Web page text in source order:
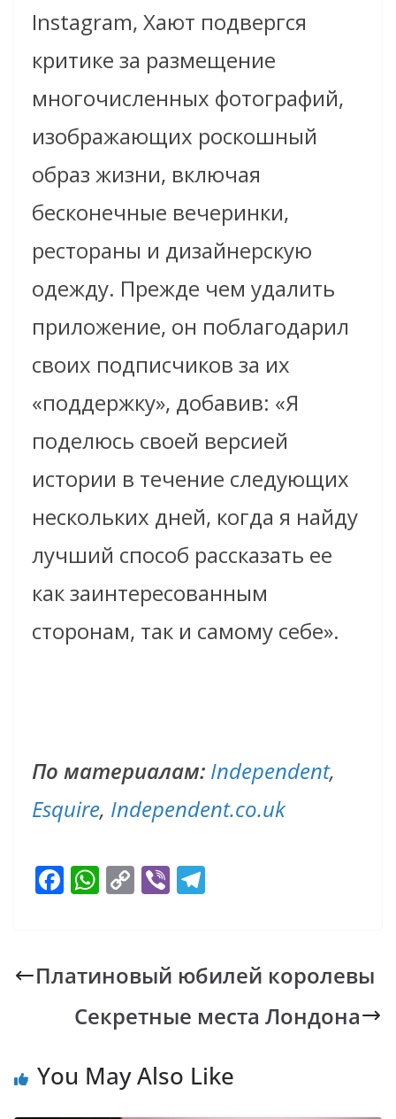
Instagram, Хают подвергся
критике за размещение
многочисленных фотографий,
изображающих роскошный
образ жизни, включая
бесконечные вечеринки,
рестораны и дизайнерскую
одежду. Прежде чем удалить
приложение, он поблагодарил
своих подписчиков за их
«поддержку», добавив: «Я
поделюсь своей версией
истории в течение следующих
нескольких дней, когда я найду
лучший способ рассказать ее
как заинтересованным
сторонам, так и самому себе».
По материалам: Independent,
Esquire, Independent.co.uk
F
b
o
o
W
s
A
p
C
y
Li
n
Vi
gr
a
m
Платиновый юбилей королевы
Секретные места Лондона
You May Also Like